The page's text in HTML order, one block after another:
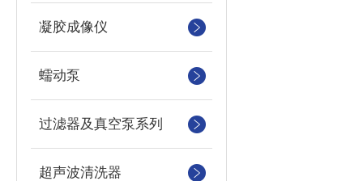
凝胶成像仪
蠕动泵
过滤器及真空泵系列
超声波清洗器